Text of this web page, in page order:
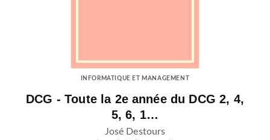
INFORMATIQUE ET MANAGEMENT
DCG - Toute la 2e année du DCG 2, 4,
5, 6, 1…
José Destours